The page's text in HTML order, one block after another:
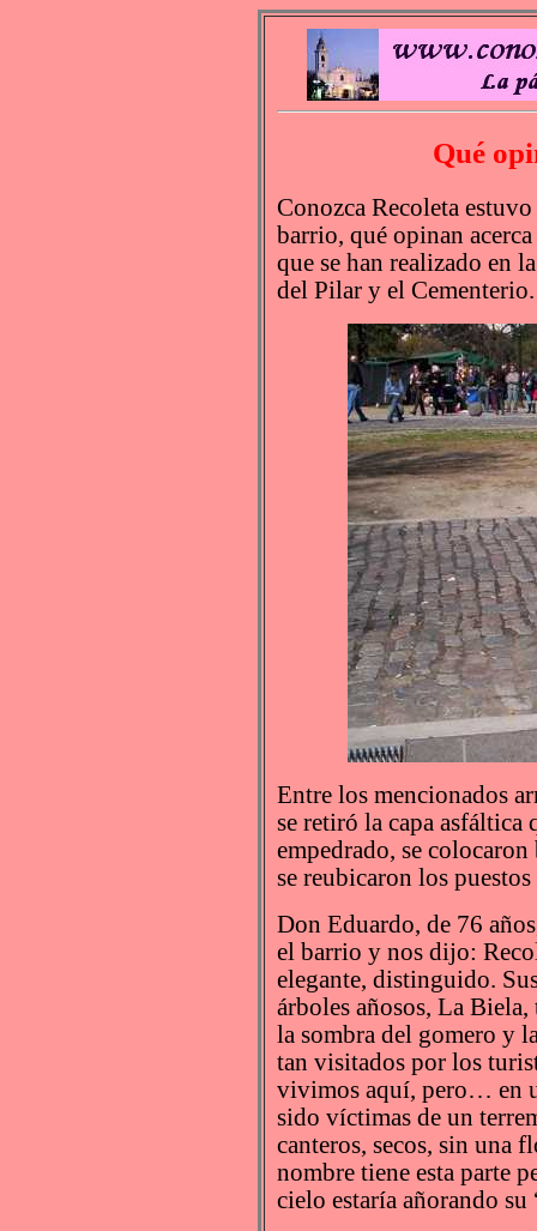
Qué
Conozca Recoleta
barrio, qué opinan
que se han realizado en
del Pilar y el Cementerio.
Entre los mencionados
se retiró la capa asfáltica
empedrado, se
se reubicaron los
Don Eduardo, de 76
el barrio y nos dijo:
elegante, distinguido.
árboles añosos, La Biela,
la sombra del gomero y
tan visitados por los
vivimos aquí, pero… en
sido víctimas de un
canteros, secos, sin una
nombre tiene esta parte
cielo estaría añorando su